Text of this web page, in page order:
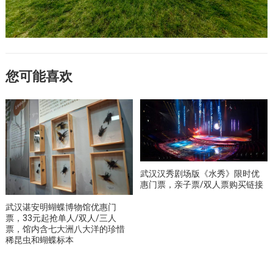
您可能喜欢
武汉谌安明蝴蝶博物馆优惠门
票，33元起抢单人/双人/三人
票，馆内含七大洲八大洋的珍惜
稀昆虫和蝴蝶标本
武汉汉秀剧场版《水秀》限时优
惠门票，亲子票/双人票购买链接